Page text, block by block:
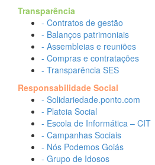
Transparência
- Contratos de gestão
- Balanços patrimoniais
- Assembleias e reuniões
- Compras e contratações
- Transparência SES
Responsabilidade Social
- Solidariedade.ponto.com
- Plateia Social
- Escola de Informática – CIT
- Campanhas Sociais
- Nós Podemos Goiás
- Grupo de Idosos